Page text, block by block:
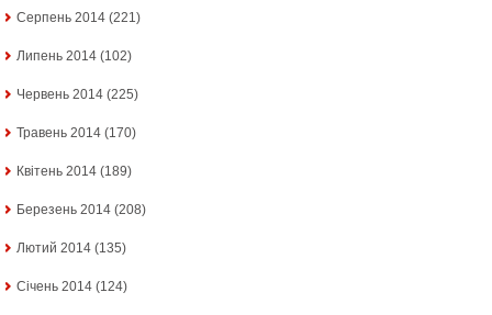
Серпень 2014 (221)
Липень 2014 (102)
Червень 2014 (225)
Травень 2014 (170)
Квітень 2014 (189)
Березень 2014 (208)
Лютий 2014 (135)
Січень 2014 (124)